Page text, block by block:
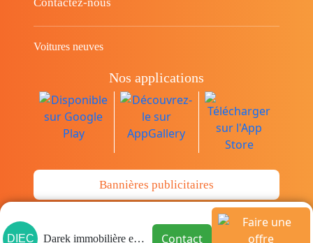
DIEC Darek immobilière et consultin Contact
Voitures neuves
Nos applications
Bannières publicitaires
© Copyright 2014-2026 Cava.tn Limited Tous